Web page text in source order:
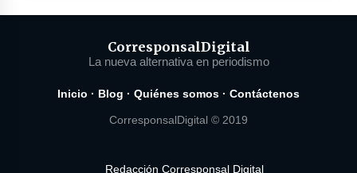
CorresponsalDigital
La nueva alternativa en periodismo
Inicio · Blog · Quiénes somos · Contáctenos
CorresponsalDigital © 2019
Redacción Corresponsal Digital